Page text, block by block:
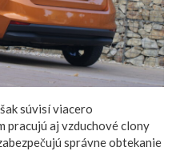
súvisí viacero
pracujú aj vzduchové clony
správne obtekanie